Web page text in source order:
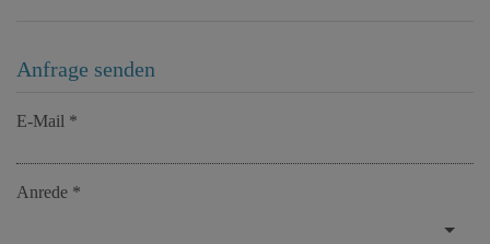
Anfrage senden
E-Mail
Anrede